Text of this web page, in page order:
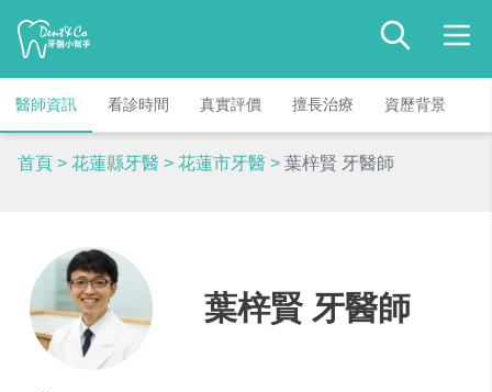
醫師資訊 看診時間 真實評價 擅長治療 資歷背景
首頁 > 花蓮縣牙醫 > 花蓮市牙醫 > 葉梓賢 牙醫師
葉梓賢 牙醫師